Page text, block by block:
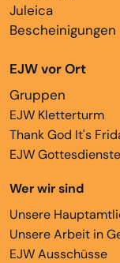
Juleica
Bescheinigungen
EJW vor Ort
Gruppen
EJW Kletterturm
Thank God It's
EJW Gottesdienste
Wer wir sind
Unsere
Unsere Arbeit in
EJW Ausschüsse